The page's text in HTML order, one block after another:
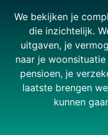
We bekijken je
die inzichtelijk.
uitgaven, je
naar je
pensioen, je
laatste brengen
kunnen